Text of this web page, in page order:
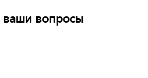
ваши вопросы